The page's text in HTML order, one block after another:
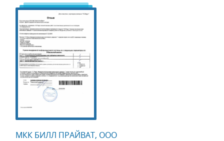
МКК БИЛЛ ПРАЙВАТ, ООО